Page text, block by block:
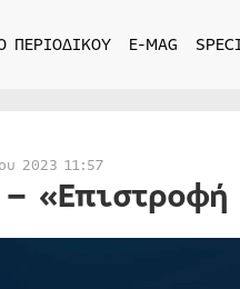
ΠΕΡΙΟΔΙΚΟΥ E-MAG
2023 11:57
–